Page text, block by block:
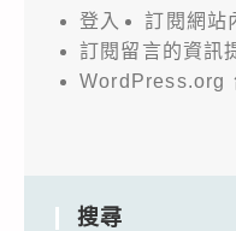
登入
訂閱網站
訂閱留言的資訊
WordPress.org
搜尋